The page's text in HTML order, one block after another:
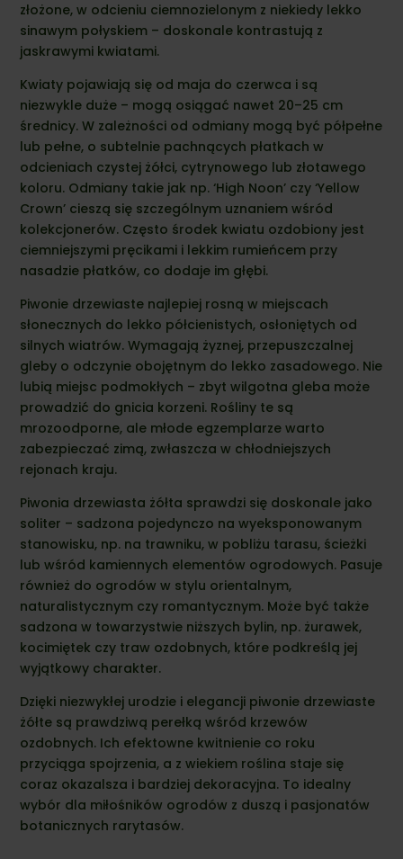
złożone, w odcieniu ciemnozielonym z niekiedy lekko
sinawym połyskiem – doskonale kontrastują z
jaskrawymi kwiatami.
Kwiaty pojawiają się od maja do czerwca i są
niezwykle duże – mogą osiągać nawet 20–25 cm
średnicy. W zależności od odmiany mogą być półpełne
lub pełne, o subtelnie pachnących płatkach w
odcieniach czystej żółci, cytrynowego lub złotawego
koloru. Odmiany takie jak np. ‘High Noon’ czy ‘Yellow
Crown’ cieszą się szczególnym uznaniem wśród
kolekcjonerów. Często środek kwiatu ozdobiony jest
ciemniejszymi pręcikami i lekkim rumieńcem przy
nasadzie płatków, co dodaje im głębi.
Piwonie drzewiaste najlepiej rosną w miejscach
słonecznych do lekko półcienistych, osłoniętych od
silnych wiatrów. Wymagają żyznej, przepuszczalnej
gleby o odczynie obojętnym do lekko zasadowego. Nie
lubią miejsc podmokłych – zbyt wilgotna gleba może
prowadzić do gnicia korzeni. Rośliny te są
mrozoodporne, ale młode egzemplarze warto
zabezpieczać zimą, zwłaszcza w chłodniejszych
rejonach kraju.
Piwonia drzewiasta żółta sprawdzi się doskonale jako
soliter – sadzona pojedynczo na wyeksponowanym
stanowisku, np. na trawniku, w pobliżu tarasu, ścieżki
lub wśród kamiennych elementów ogrodowych. Pasuje
również do ogrodów w stylu orientalnym,
naturalistycznym czy romantycznym. Może być także
sadzona w towarzystwie niższych bylin, np. żurawek,
kocimiętek czy traw ozdobnych, które podkreślą jej
wyjątkowy charakter.
Dzięki niezwykłej urodzie i elegancji piwonie drzewiaste
żółte są prawdziwą perełką wśród krzewów
ozdobnych. Ich efektowne kwitnienie co roku
przyciąga spojrzenia, a z wiekiem roślina staje się
coraz okazalsza i bardziej dekoracyjna. To idealny
wybór dla miłośników ogrodów z duszą i pasjonatów
botanicznych rarytasów.